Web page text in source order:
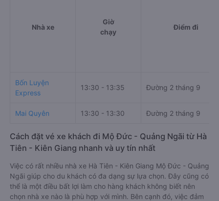
Nhà xe
Giờ
chạy
Điểm đi
Bốn Luyện
Express
13:30 - 13:35 Đường 2 tháng 9
Mai Quyên 13:30 - 13:30 Đường 2 tháng 9
Cách đặt vé xe khách đi Mộ Đức - Quảng Ngãi từ Hà
Tiên - Kiên Giang nhanh và uy tín nhất
Việc có rất nhiều nhà xe Hà Tiên - Kiên Giang Mộ Đức - Quảng
Ngãi giúp cho du khách có đa dạng sự lựa chọn. Đây cũng có
thể là một điều bất lợi làm cho hàng khách không biết nên
chọn nhà xe nào là phù hợp với mình. Bên cạnh đó, việc đảm